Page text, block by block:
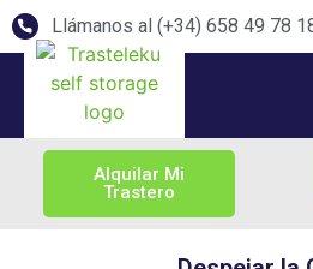
Llámanos al (+34) 658 49 78
Alquilar Mi
Trastero